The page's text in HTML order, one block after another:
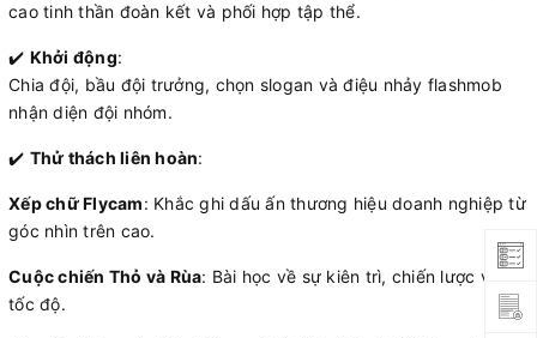
cao tinh thần đoàn kết và phối hợp tập thể.
✔️ Khởi động:
Chia đội, bầu đội trưởng, chọn slogan và điệu nhảy flashmob
nhận diện đội nhóm.
✔️ Thử thách liên hoàn:
Xếp chữ Flycam: Khắc ghi dấu ấn thương hiệu doanh nghiệp từ
góc nhìn trên cao.
Cuộc chiến Thỏ và Rùa: Bài học về sự kiên trì, chiến lược và
tốc độ.